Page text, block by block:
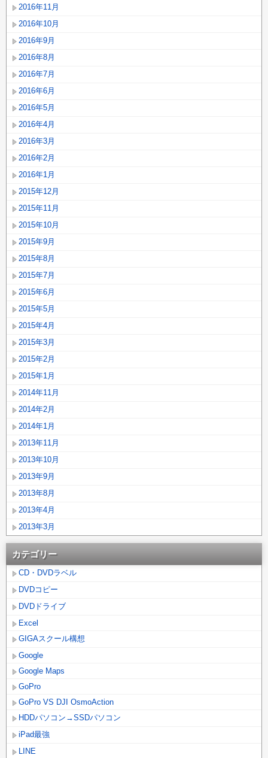
2016年11月
2016年10月
2016年9月
2016年8月
2016年7月
2016年6月
2016年5月
2016年4月
2016年3月
2016年2月
2016年1月
2015年12月
2015年11月
2015年10月
2015年9月
2015年8月
2015年7月
2015年6月
2015年5月
2015年4月
2015年3月
2015年2月
2015年1月
2014年11月
2014年2月
2014年1月
2013年11月
2013年10月
2013年9月
2013年8月
2013年4月
2013年3月
カテゴリー
CD・DVDラベル
DVDコピー
DVDドライブ
Excel
GIGAスクール構想
Google
Google Maps
GoPro
GoPro VS DJI OsmoAction
HDDパソコン→SSDパソコン
iPad最強
LINE